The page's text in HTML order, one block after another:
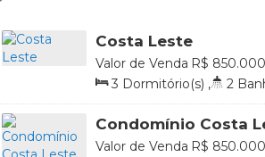
Costa Leste
R$ 850.000
Valor de Venda
Brasil
3 Dormitório(s) , 2
Total: 288.00m² , 2
Condomínio Costa
R$ 850.000
Valor de Venda